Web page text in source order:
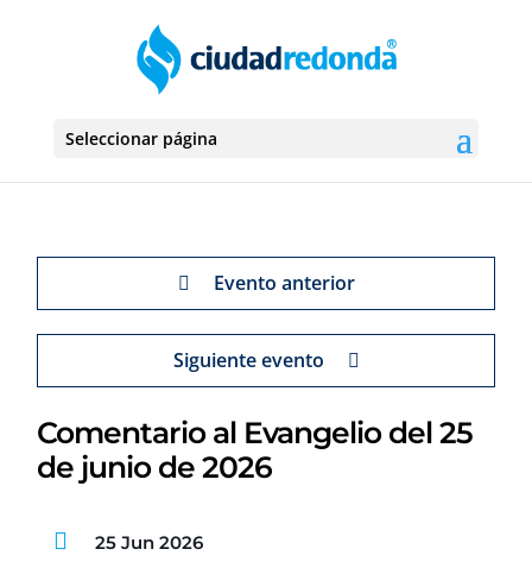
Seleccionar página
Evento anterior
Siguiente evento
Comentario al Evangelio del 25
de junio de 2026
25 Jun 2026